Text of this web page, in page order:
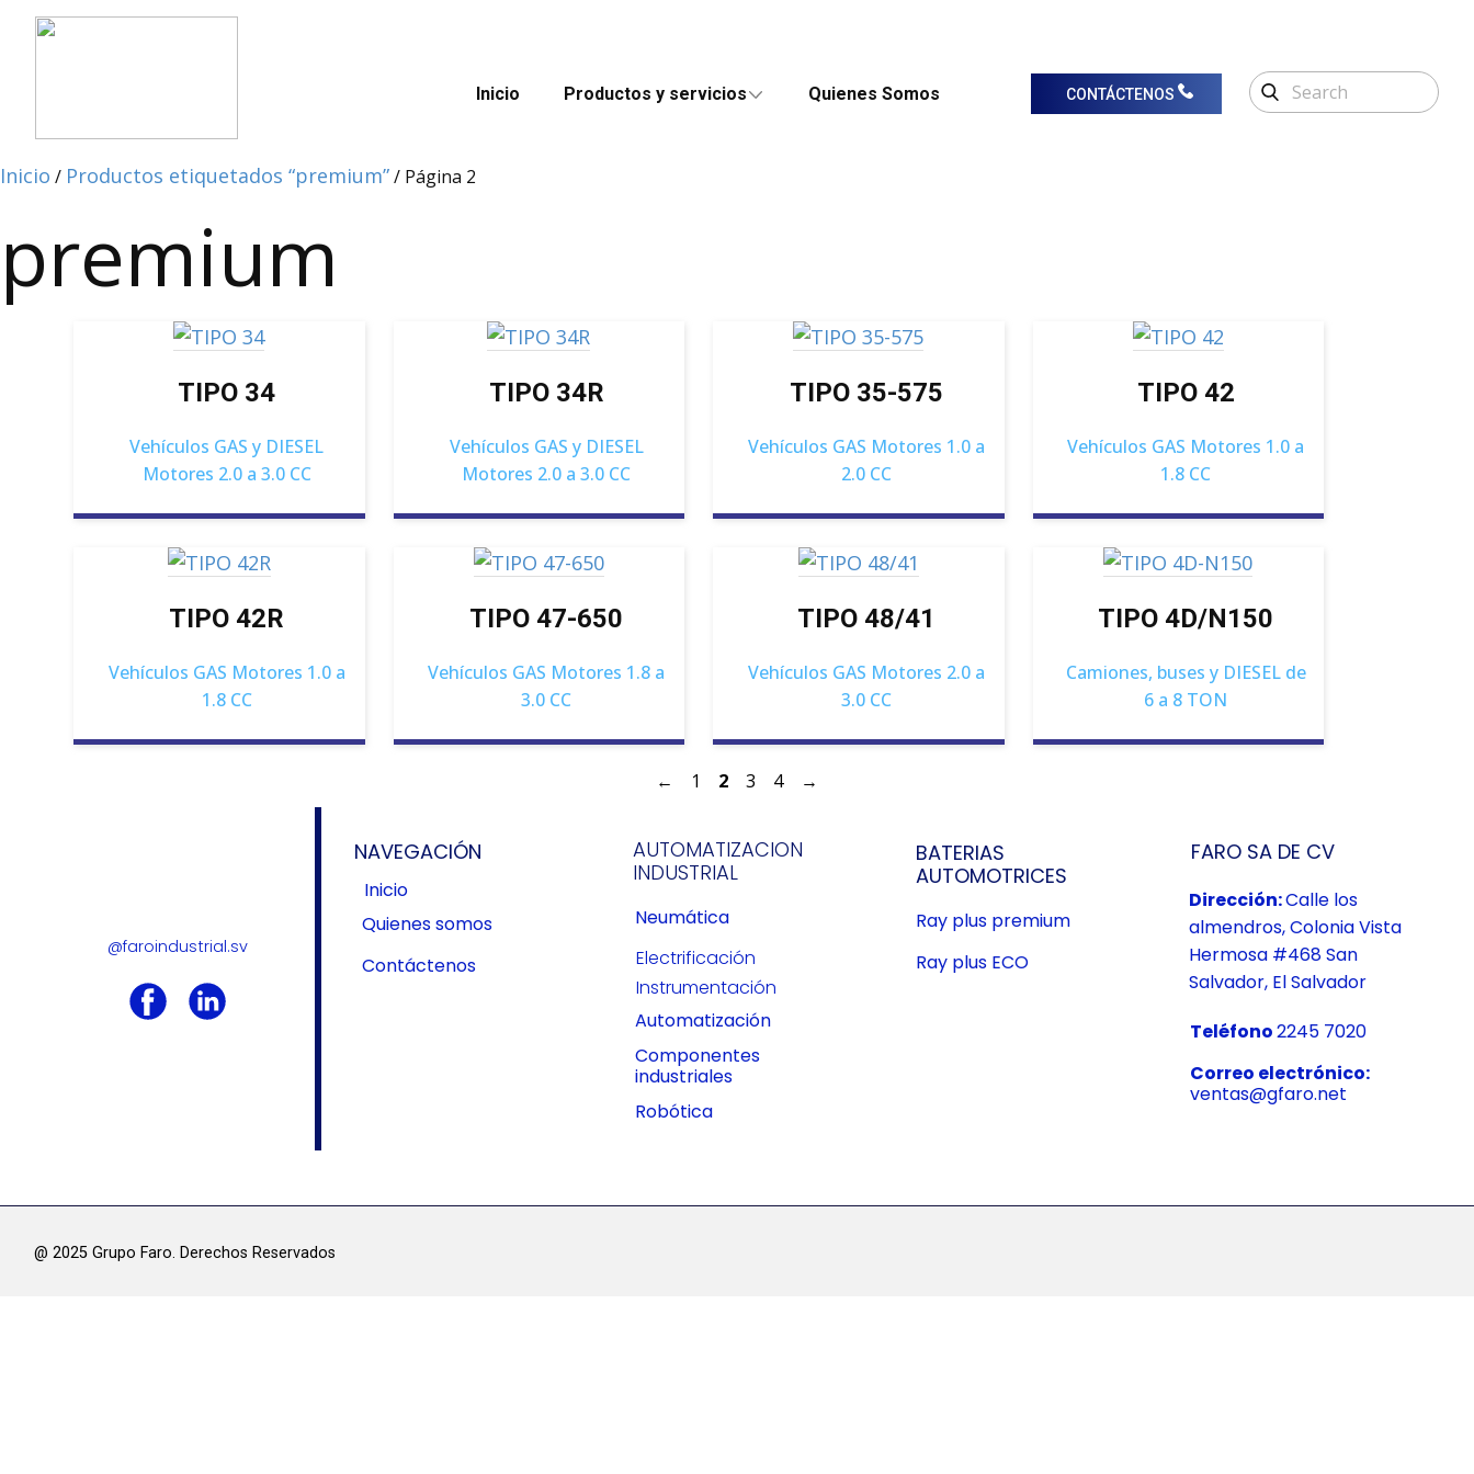
Inicio Productos y servicios Quienes Somos CONTÁCTENOS
Inicio / Productos etiquetados “premium”/ Página 2
premium
TIPO 34
Vehículos GAS y DIESEL
Motores 2.0 a 3.0 CC
TIPO 34R
Vehículos GAS y DIESEL
Motores 2.0 a 3.0 CC
TIPO 35-575
Vehículos GAS Motores 1.0 a
2.0 CC
TIPO 42
Vehículos GAS Motores 1.0 a
1.8 CC
TIPO 42R
Vehículos GAS Motores 1.0 a
1.8 CC
TIPO 47-650
Vehículos GAS Motores 1.8 a
3.0 CC
TIPO 48/41
Vehículos GAS Motores 2.0 a
3.0 CC
TIPO 4D/N150
Camiones, buses y DIESEL de
6 a 8 TON
← 1 2 3 4 →
@faroindustrial.sv
NAVEGACIÓN
Inicio
Quienes somos
Contáctenos
AUTOMATIZACION
INDUSTRIAL
Neumática
Electrificación
Instrumentación
Automatización
Componentes
industriales
Robótica
BATERIAS
AUTOMOTRICES
Ray plus premium
Ray plus ECO
FARO SA DE CV
Dirección:Calle los
almendros, Colonia Vista
Hermosa #468 San
Salvador, El Salvador
Teléfono2245 7020
Correo electrónico:
ventas@gfaro.net
@ 2025 Grupo Faro. Derechos Res​ervados